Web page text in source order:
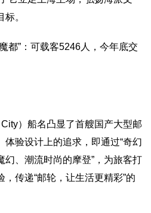
。
City）船名凸显了首艘国产大型邮
验设计上的追求，即通过“奇幻
幻、潮流时尚的摩登”，为旅客打
传递“邮轮，让生活更精彩”的